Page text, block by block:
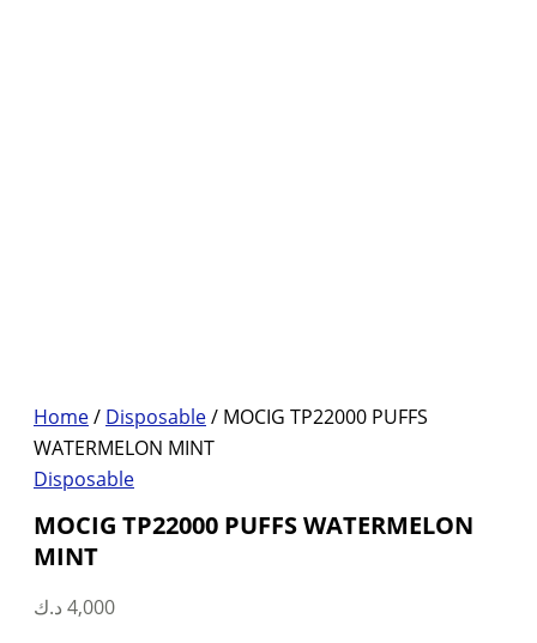
Home/ Disposable/ MOCIG TP22000 PUFFS
WATERMELON MINT
Disposable
MOCIG TP22000 PUFFS WATERMELON
MINT
4,000 د.ك